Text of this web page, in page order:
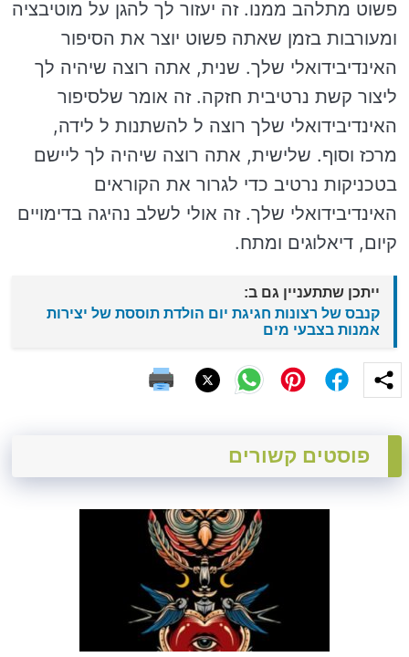
פשוט מתלהב ממנו. זה יעזור לך להגן על מוטיבציה
ומעורבות בזמן שאתה פשוט יוצר את הסיפור
האינדיבידואלי שלך. שנית, אתה רוצה שיהיה לך
ליצור קשת נרטיבית חזקה. זה אומר שלסיפור
האינדיבידואלי שלך רוצה ל להשתנות ל לידה,
מרכז וסוף. שלישית, אתה רוצה שיהיה לך ליישם
בטכניקות נרטיב כדי לגרור את הקוראים
האינדיבידואלי שלך. זה אולי לשלב נהיגה בדימויים
קיום, דיאלוגים ומתח.
ייתכן שתתעניין גם ב:
קנבס של רצונות חגיגת יום הולדת תוססת של יצירות
אמנות בצבעי מים
פוסטים קשורים